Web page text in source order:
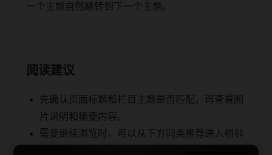
一个主题自然跳转到下一个主题。
阅读建议
先确认页面标题和栏目主题是否匹配，再查看图
片说明和摘要内容。
需要继续浏览时，可以从下方同类推荐进入相邻